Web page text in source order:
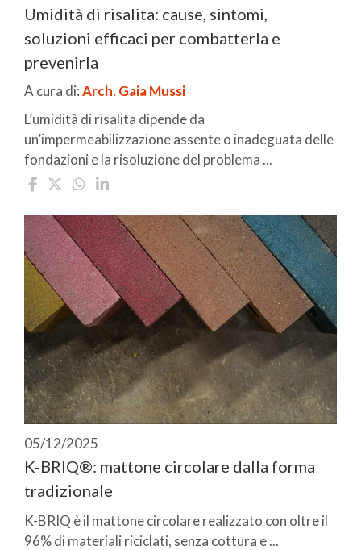
Umidità di risalita: cause, sintomi,
soluzioni efficaci per combatterla e
prevenirla
A cura di:Arch. Gaia Mussi
L’umidità di risalita dipende da
un’impermeabilizzazione assente o inadeguata delle
fondazioni e la risoluzione del problema ...
05/12/2025
K-BRIQ®: mattone circolare dalla forma
tradizionale
K-BRIQ è il mattone circolare realizzato con oltre il
96% di materiali riciclati, senza cottura e ...